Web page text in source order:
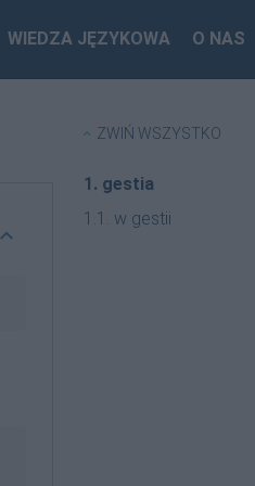
WIEDZA JĘZYKOWA O NAS
ZWIŃ WSZYSTKO
1. gestia
1.1. w gestii